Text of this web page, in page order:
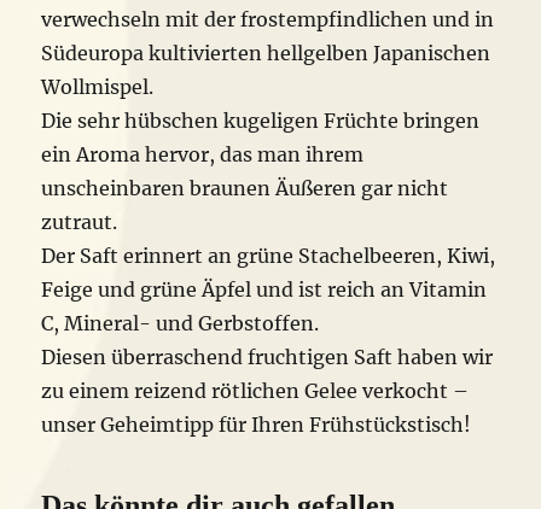
verwechseln mit der frostempfindlichen und in
Südeuropa kultivierten hellgelben Japanischen
Wollmispel.
Die sehr hübschen kugeligen Früchte bringen
ein Aroma hervor, das man ihrem
unscheinbaren braunen Äußeren gar nicht
zutraut.
Der Saft erinnert an grüne Stachelbeeren, Kiwi,
Feige und grüne Äpfel und ist reich an Vitamin
C, Mineral- und Gerbstoffen.
Diesen überraschend fruchtigen Saft haben wir
zu einem reizend rötlichen Gelee verkocht –
unser Geheimtipp für Ihren Frühstückstisch!